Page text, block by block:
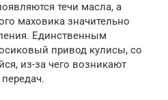
течи масла, а
маховика значительно
Единственным
привод кулисы, со
из-за чего возникают